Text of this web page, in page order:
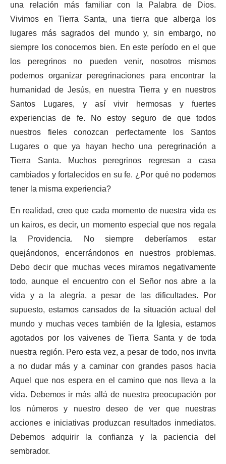
una relación más familiar con la Palabra de Dios.
Vivimos en Tierra Santa, una tierra que alberga los
lugares más sagrados del mundo y, sin embargo, no
siempre los conocemos bien. En este período en el que
los peregrinos no pueden venir, nosotros mismos
podemos organizar peregrinaciones para encontrar la
humanidad de Jesús, en nuestra Tierra y en nuestros
Santos Lugares, y así vivir hermosas y fuertes
experiencias de fe. No estoy seguro de que todos
nuestros fieles conozcan perfectamente los Santos
Lugares o que ya hayan hecho una peregrinación a
Tierra Santa. Muchos peregrinos regresan a casa
cambiados y fortalecidos en su fe. ¿Por qué no podemos
tener la misma experiencia?
En realidad, creo que cada momento de nuestra vida es
un kairos, es decir, un momento especial que nos regala
la Providencia. No siempre deberíamos estar
quejándonos, encerrándonos en nuestros problemas.
Debo decir que muchas veces miramos negativamente
todo, aunque el encuentro con el Señor nos abre a la
vida y a la alegría, a pesar de las dificultades. Por
supuesto, estamos cansados ​​de la situación actual del
mundo y muchas veces también de la Iglesia, estamos
agotados por los vaivenes de Tierra Santa y de toda
nuestra región. Pero esta vez, a pesar de todo, nos invita
a no dudar más y a caminar con grandes pasos hacia
Aquel que nos espera en el camino que nos lleva a la
vida. Debemos ir más allá de nuestra preocupación por
los números y nuestro deseo de ver que nuestras
acciones e iniciativas produzcan resultados inmediatos.
Debemos adquirir la confianza y la paciencia del
sembrador.